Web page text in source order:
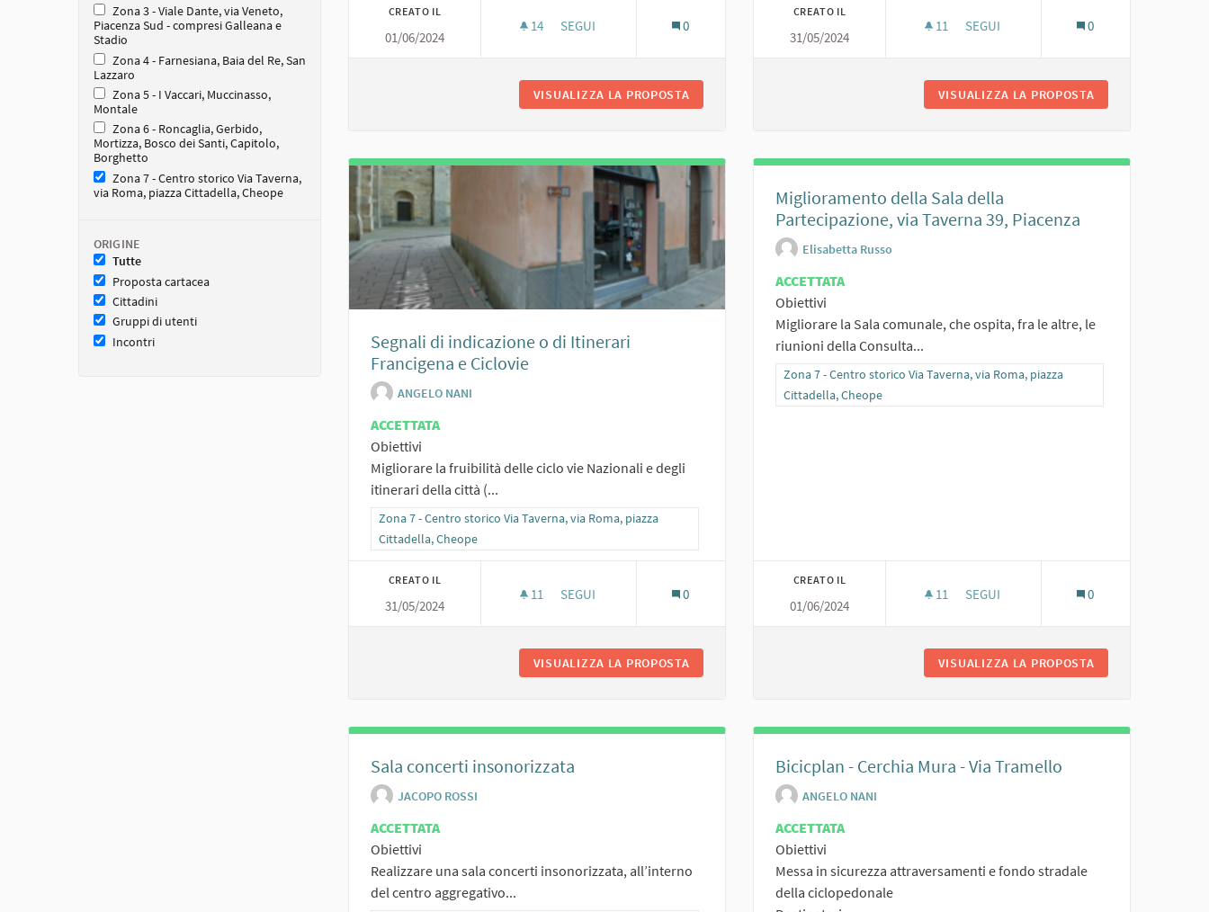
Zona 3 - Viale Dante, via Veneto,
Piacenza Sud - compresi Galleana e
Stadio
Zona 4 - Farnesiana, Baia del Re, San
Lazzaro
Zona 5 - I Vaccari, Muccinasso,
Montale
Zona 6 - Roncaglia, Gerbido,
Mortizza, Bosco dei Santi, Capitolo,
Borghetto
Zona 7 - Centro storico Via Taverna,
via Roma, piazza Cittadella, Cheope
ORIGINE
Tutte
Proposta cartacea
Cittadini
Gruppi di utenti
Incontri
CREATO IL
01/06/2024
14 14 SOSTENITORI
SEGUI
TUTTI INSIEME PER I GIARDINI MERLUZZO E MARGHERITA LUOGHI DA VIVERE, AREE VERDI DA CONOSCERE
0
VISUALIZZA LA PROPOSTA TUTTI INSIEME PER I GIARDINI MERLUZZO E MARGHERITA LUOGHI DA VIVERE, AREE
CREATO IL
31/05/2024
11 11 SOSTENITORI
SEGUI 0
VISUALIZZA LA PROPOSTA
Segnali di indicazione o di Itinerari
Francigena e Ciclovie
ANGELO NANI
ACCETTATA
Obiettivi
Migliorare la fruibilità delle ciclo vie Nazionali e degli
itinerari della città (...
Filtra i risultati per categoria: Zona 7 - Centro storico Via Taverna, via Roma, piazza Cittadella, Cheope
Zona 7 - Centro storico Via Taverna, via Roma, piazza
Cittadella, Cheope
CREATO IL
31/05/2024
11 11 SOSTENITORI
SEGUI
SEGNALI DI INDICAZIONE O DI ITINERARI FRANCIGENA E CICLOVIE
0
VISUALIZZA LA PROPOSTA SEGNALI DI INDICAZIONE O DI ITINERARI FRANCIGENA E CICLOVIE
Miglioramento della Sala della
Partecipazione, via Taverna 39, Piacenza
Elisabetta Russo
ACCETTATA
Obiettivi
Migliorare la Sala comunale, che ospita, fra le altre, le
riunioni della Consulta...
Filtra i risultati per categoria: Zona 7 - Centro storico Via Taverna, via Roma,
Zona 7 - Centro storico Via Taverna, via Roma, piazza
Cittadella, Cheope
CREATO IL
01/06/2024
11 11 SOSTENITORI
SEGUI 0
VISUALIZZA LA PROPOSTA
Sala concerti insonorizzata
JACOPO ROSSI
ACCETTATA
Obiettivi
Realizzare una sala concerti insonorizzata, all’interno
del centro aggregativo...
Bicicplan - Cerchia Mura - Via Tramello
ANGELO NANI
ACCETTATA
Obiettivi
Messa in sicurezza attraversamenti e fondo stradale
della ciclopedonale